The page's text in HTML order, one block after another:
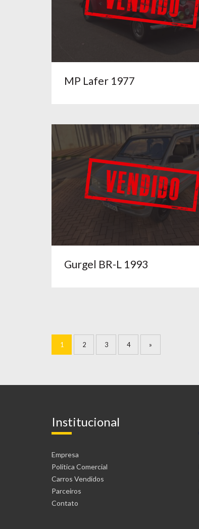
MP Lafer 1977
Gurgel BR-L 1993
1 2 3 4 »
Institucional
Empresa
Política Comercial
Carros Vendidos
Parceiros
Contato